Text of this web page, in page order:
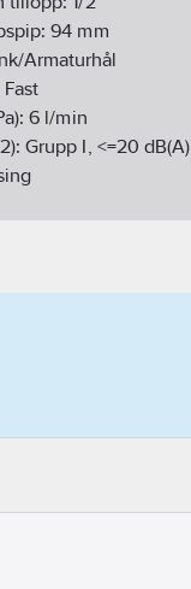
94 mm
Armaturhål
Fast
6 l/min
Grupp I, <=20 dB(A)
kgCO2e/ST